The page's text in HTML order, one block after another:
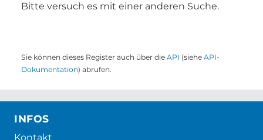
Bitte versuch es mit einer anderen Suche.
Sie können dieses Register auch über die API (siehe API-
Dokumentation) abrufen.
INFOS
Kontakt